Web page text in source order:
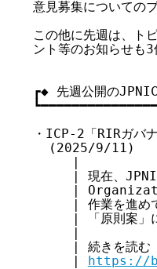
意見募集についての
この他に先週は、ト
ント等のお知らせも3
┏◆ 先週公開の
・ICP-2「RIRガバ
  (2025/9/11)
     |
| 現在、
|
| 作業を進め
| 「原則案」
     |
| 続きを読む
     |
https://